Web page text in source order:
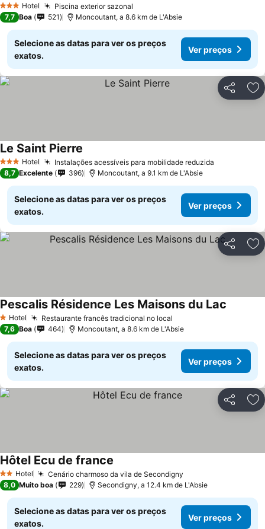
3 EstrelasHotel Piscina exterior sazonal
7,7 Boa 521 Moncoutant, a 8.6 km de L'Absie
Selecione as datas para ver os preços
exatos.
Ver preços
Partilhar
3 EstrelasHotel Instalações acessíveis para mobilidade reduzida
Le Saint Pierre
8,7 Excelente 396 Moncoutant, a 9.1 km de L'Absie
Selecione as datas para ver os preços
exatos.
Ver preços
Partilhar
1 Estrelas
Hotel Restaurante francês tradicional no local
Pescalis Résidence Les Maisons du Lac
7,6 Boa 464 Moncoutant, a 8.6 km de L'Absie
Selecione as datas para ver os preços
exatos.
Ver preços
Partilhar
2 Estrelas
Hotel Cenário charmoso da vila de Secondigny
Hôtel Ecu de france
8,0 Muito boa 229 Secondigny, a 12.4 km de L'Absie
Selecione as datas para ver os preços
exatos.
Ver preços